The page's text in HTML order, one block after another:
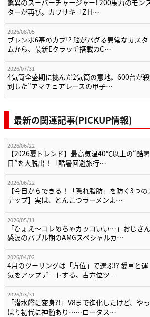
驚異のスーパーチャージャー! 200馬力のモン
ターが再び。カワサキ「Z H…
2026/08/05
ブレンボ6基のカブ!? 脳がバグる異常なカスタ
ムから、最新Eクラッチ搭載のC…
2026/07/31
4気筒全盛期に挑んだ2気筒の意地。600台が殺
到した”アマチュアレースの甲子…
最新の関連記事(PICKUP情報)
2026/06/22
【2026夏トレンド】最高気温40℃以上の“酷暑
日”を大脱出！「酷暑回避旅行…
2026/06/22
【今日からできる！「隠れ脂肪」を防ぐ3つの
テップ】実は、とんこつラーメンよ…
2026/05/11
「ひょえ〜コレめちゃカッコいい…」おじさん
感涙のバブル期のAMGスペシャルカ…
2026/04/02
4月のツーリングは「方位」で選ぶ!? 愛車と運
気をアップデートする、吉方位ツ…
2026/03/31
「潜水艦に変身?!」V8まで進化したけど、やっ
ぱり初代に神髄あり……ロータス…